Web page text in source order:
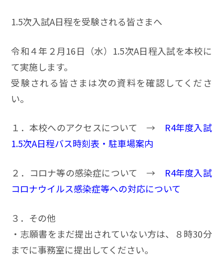
1.5次入試A日程を受験される皆さまへ
令和４年２月16日（水）1.5次A日程入試を本校に
て実施します。
受験される皆さまは次の資料を確認してくださ
い。
１．本校へのアクセスについて → R4年度入試
1.5次A日程バス時刻表・駐車場案内
２．コロナ等の感染症について → R4年度入試
コロナウイルス感染症等への対応について
３．その他
・志願書をまだ提出されていない方は、８時30分
までに事務室に提出してください。